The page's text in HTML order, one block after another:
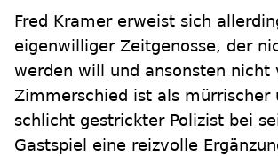
Fred Kramer erweist sich
eigenwilliger Zeitgenosse, der
werden will und ansonsten nicht
Zimmerschied ist als mürrischer
schlicht gestrickter Polizist bei
Gastspiel eine reizvolle